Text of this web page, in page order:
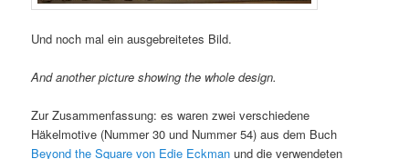
Und noch mal ein ausgebreitetes Bild.
And another picture showing the whole design.
Zur Zusammenfassung: es waren zwei verschiedene
Häkelmotive (Nummer 30 und Nummer 54) aus dem Buch
Beyond the Square von Edie Eckman und die verwendeten